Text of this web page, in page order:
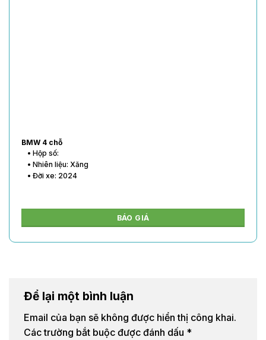
BMW 4 chỗ
• Hộp số:
• Nhiên liệu: Xăng
• Đời xe: 2024
BÁO GIÁ
Để lại một bình luận
Email của bạn sẽ không được hiển thị công khai.
Các trường bắt buộc được đánh dấu *